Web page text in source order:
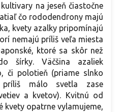
na jeseň čiastočne
čo rododendrony majú
kvety azalky pripomínajú
nemajú príliš veľa miesta
ktoré sa skôr než
šírky. Väčšina azaliek
či polotieň (priame slnko
málo svetla zase
a kvetov). Kvitnú od
opatrne vylamujeme,